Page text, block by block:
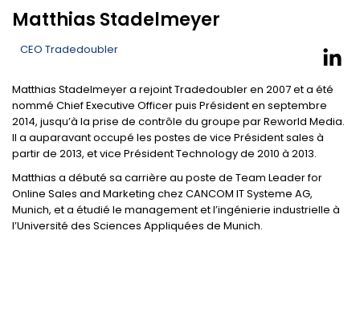
Matthias Stadelmeyer
CEO Tradedoubler
Matthias Stadelmeyer a rejoint Tradedoubler en 2007 et a été
nommé Chief Executive Officer puis Président en septembre
2014, jusqu’à la prise de contrôle du groupe par Reworld Media.
Il a auparavant occupé les postes de vice Président sales à
partir de 2013, et vice Président Technology de 2010 à 2013.
Matthias a débuté sa carrière au poste de Team Leader for
Online Sales and Marketing chez CANCOM IT Systeme AG,
Munich, et a étudié le management et l’ingénierie industrielle à
l’Université des Sciences Appliquées de Munich.